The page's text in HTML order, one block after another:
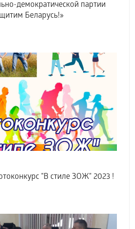
демократической партии
Беларусь!»
"В стиле ЗОЖ" 2023 !